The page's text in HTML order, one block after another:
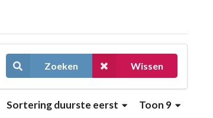
Zoeken Wissen
Toon 9
Sorteringduurste eerst